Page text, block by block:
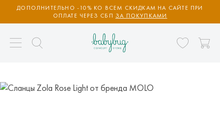
ДОПОЛНИТЕЛЬНО -10% КО ВСЕМ СКИДКАМ НА САЙТЕ ПРИ
ОПЛАТЕ ЧЕРЕЗ СБП ЗА ПОКУПКАМИ